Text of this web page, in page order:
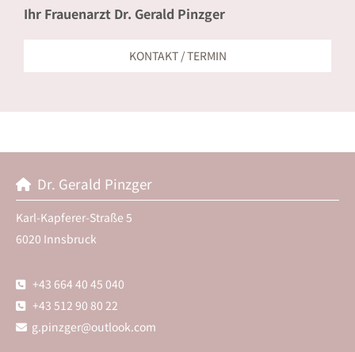
Ihr Frauenarzt Dr. Gerald Pinzger
KONTAKT / TERMIN
 Dr. Gerald Pinzger
Karl-Kapferer-Straße 5
6020 Innsbruck
 +43 664 40 45 040
 +43 512 90 80 22
 g.pinzger@outlook.com